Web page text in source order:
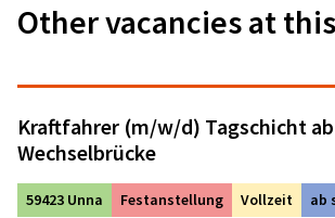
Other vacancies at
Kraftfahrer (m/w/d) Tagschicht
Wechselbrücke
59423 Unna Festanstellung Vollzeit ab